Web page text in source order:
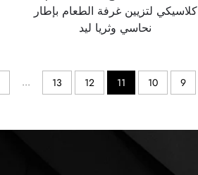
كلاسيكي لتزيين غرفة الطعام بإطار
نحاسي وثريا ليد
9
10
11
12
13
...